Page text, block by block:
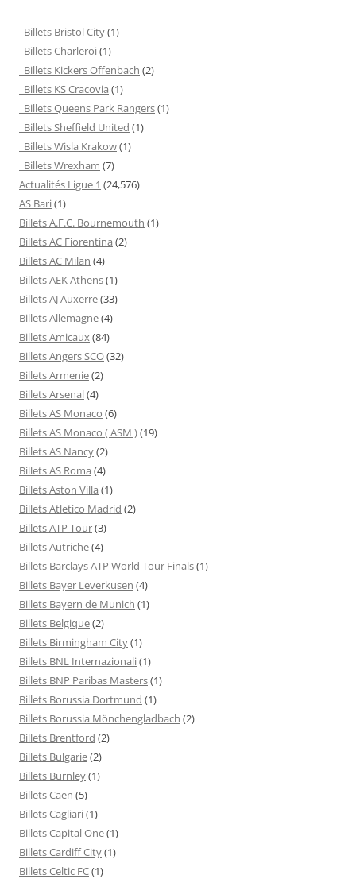
Billets Bristol City(1)
Billets Charleroi(1)
Billets Kickers Offenbach (2)
Billets KS Cracovia (1)
Billets Queens Park Rangers(1)
Billets Sheffield United (1)
Billets Wisla Krakow(1)
Billets Wrexham (7)
Actualités Ligue 1 (24,576)
AS Bari(1)
Billets A.F.C. Bournemouth (1)
Billets AC Fiorentina (2)
Billets AC Milan (4)
Billets AEK Athens(1)
Billets AJ Auxerre(33)
Billets Allemagne(4)
Billets Amicaux(84)
Billets Angers SCO(32)
Billets Armenie(2)
Billets Arsenal(4)
Billets AS Monaco (6)
Billets AS Monaco ( ASM )(19)
Billets AS Nancy(2)
Billets AS Roma (4)
Billets Aston Villa (1)
Billets Atletico Madrid (2)
Billets ATP Tour(3)
Billets Autriche(4)
Billets Barclays ATP World Tour Finals(1)
Billets Bayer Leverkusen (4)
Billets Bayern de Munich (1)
Billets Belgique(2)
Billets Birmingham City(1)
Billets BNL Internazionali(1)
Billets BNP Paribas Masters(1)
Billets Borussia Dortmund (1)
Billets Borussia Mönchengladbach (2)
Billets Brentford (2)
Billets Bulgarie(2)
Billets Burnley(1)
Billets Caen (5)
Billets Cagliari(1)
Billets Capital One(1)
Billets Cardiff City(1)
Billets Celtic FC(1)